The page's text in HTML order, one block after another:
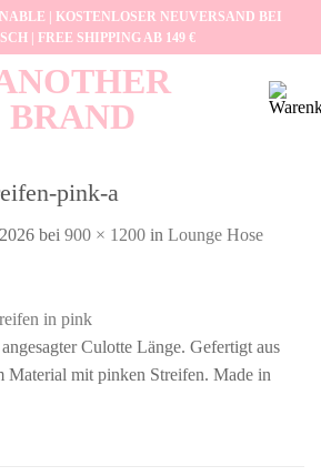
| KOSTENLOSER NEUVERSAND BEI
| FREE SHIPPING AB 149 €
pink-a
bei 900 × 1200 in Lounge Hose
Culotte Länge. Gefertigt aus
Material mit pinken Streifen. Made in